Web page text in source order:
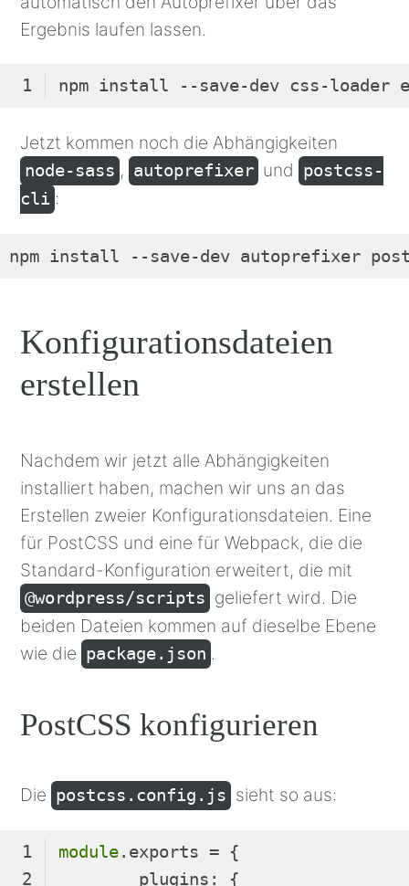
Ergebnis laufen lassen.
Sprache:
Bash
bash
Jetzt kommen noch die Abhängigkeiten
node-sass , autoprefixer und postcss-
cli :
npm install --save-dev autoprefixer
Bash
bash)
Konfigurationsdateien
erstellen
Nachdem wir jetzt alle Abhängigkeiten
installiert haben, machen wir uns an das
Erstellen zweier Konfigurationsdateien. Eine
für PostCSS und eine für Webpack, die die
Standard-Konfiguration erweitert, die mit
@wordpress/scripts geliefert wird. Die
beiden Dateien kommen auf dieselbe Ebene
wie die package.json .
PostCSS konfigurieren
Die postcss.config.js sieht so aus:
module
plugins